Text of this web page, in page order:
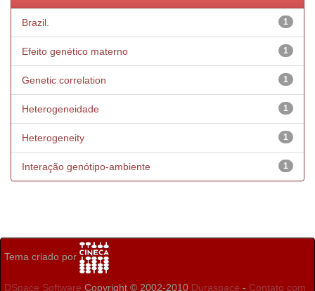
1
Brazil.
1
Efeito genético materno
1
Genetic correlation
1
Heterogeneidade
1
Heterogeneity
1
Interação genótipo-ambiente
Tema criado por
DSpace Software Copyright © 2002-2010 Duraspace - Contato com